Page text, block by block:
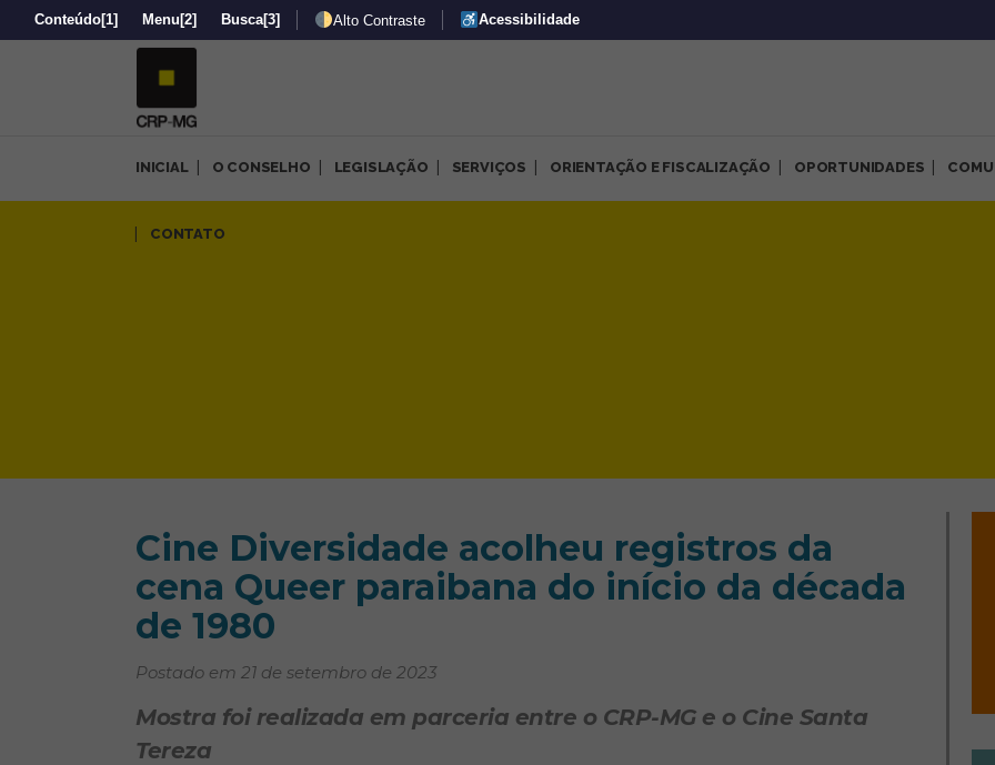
Conteúdo[1] Menu [2] Busca[3] Alto Contraste Acessibilidade
INICIAL O CONSELHO LEGISLAÇÃO SERVIÇOS ORIENTAÇÃO E FISCALIZAÇÃO OPORTUNIDADES
CONTATO
Cine Diversidade acolheu registros da cena Queer
Cine Diversidade acolheu registros da
cena Queer paraibana do início da década
de 1980
Postado em 21 de setembro de 2023
Mostra foi realizada em parceria entre o CRP-MG e o Cine Santa
Tereza